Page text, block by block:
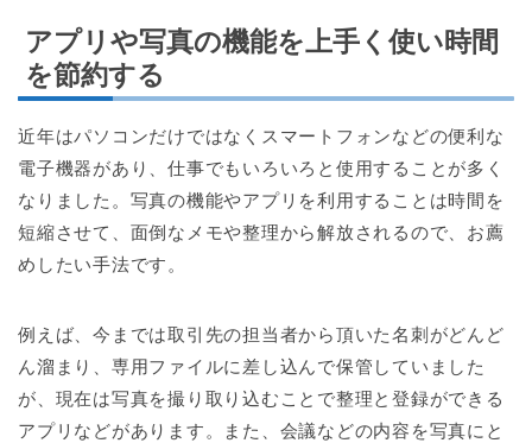
アプリや写真の機能を上手く使い時間
を節約する
近年はパソコンだけではなくスマートフォンなどの便利な
電子機器があり、仕事でもいろいろと使用することが多く
なりました。写真の機能やアプリを利用することは時間を
短縮させて、面倒なメモや整理から解放されるので、お薦
めしたい手法です。
例えば、今までは取引先の担当者から頂いた名刺がどんど
ん溜まり、専用ファイルに差し込んで保管していました
が、現在は写真を撮り取り込むことで整理と登録ができる
アプリなどがあります。また、会議などの内容を写真にと